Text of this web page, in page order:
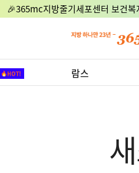
🎉365mc지방줄기세포센터 보건
람스